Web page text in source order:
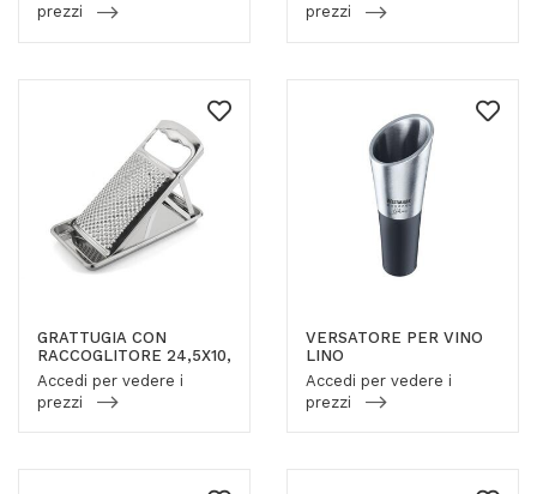
prezzi
prezzi
GRATTUGIA CON
RACCOGLITORE 24,5X10,
Accedi per vedere i
prezzi
VERSATORE PER VINO
LINO
Accedi per vedere i
prezzi